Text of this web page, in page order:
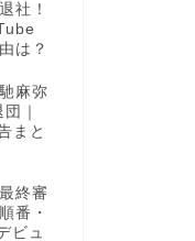
社！
は？
麻弥
｜
まと
終審
番・
ビュ